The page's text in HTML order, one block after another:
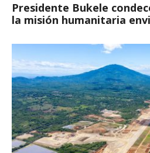
Presidente Bukele
la misión humanitaria